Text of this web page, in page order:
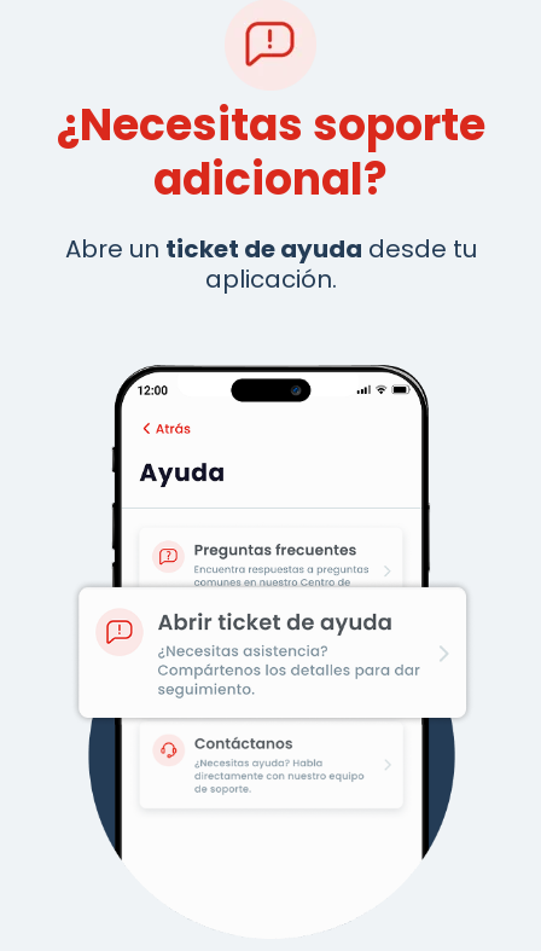
¿Necesitas soporte
adicional?
Abre un ticket de ayuda desde tu
aplicación.